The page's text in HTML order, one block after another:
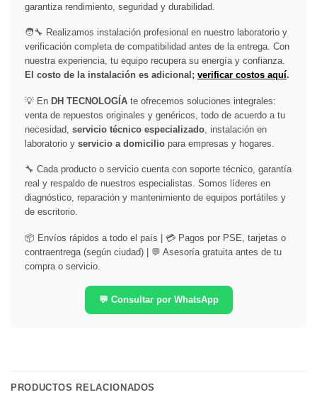
garantiza rendimiento, seguridad y durabilidad.
🧑‍🔧 Realizamos instalación profesional en nuestro laboratorio y
verificación completa de compatibilidad antes de la entrega. Con
nuestra experiencia, tu equipo recupera su energía y confianza.
El costo de la instalación es adicional; verificar costos aquí.
💡 En DH TECNOLOGÍA te ofrecemos soluciones integrales:
venta de repuestos originales y genéricos, todo de acuerdo a tu
necesidad, servicio técnico especializado , instalación en
laboratorio y servicio a domicilio para empresas y hogares.
🔧 Cada producto o servicio cuenta con soporte técnico, garantía
real y respaldo de nuestros especialistas. Somos líderes en
diagnóstico, reparación y mantenimiento de equipos portátiles y
de escritorio.
📦 Envíos rápidos a todo el país | 💳 Pagos por PSE, tarjetas o
contraentrega (según ciudad) | 💬 Asesoría gratuita antes de tu
compra o servicio.
💬 Consultar por WhatsApp
PRODUCTOS RELACIONADOS